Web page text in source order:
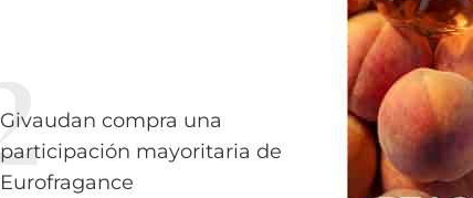
Givaudan compra una
participación mayoritaria de
Eurofragance